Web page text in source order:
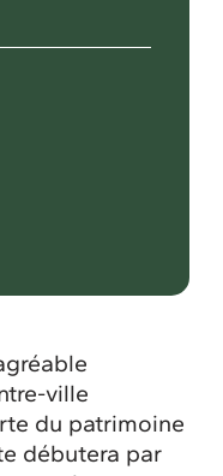
ville
du patrimoine
débutera par